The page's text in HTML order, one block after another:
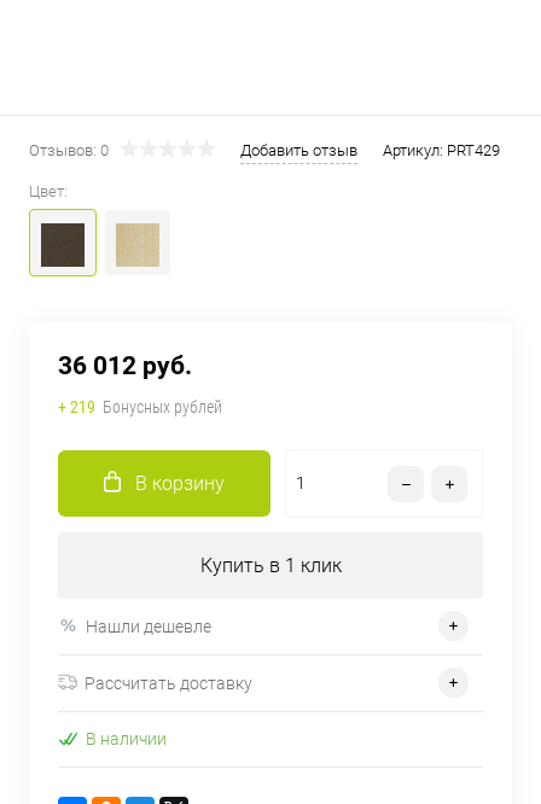
Отзывов: 0 Добавить отзыв Артикул: PRT429
Цвет:
36 012 руб.
+ 219 Бонусных рублей
В корзину
Купить в 1 клик
Нашли дешевле
Рассчитать доставку
В наличии